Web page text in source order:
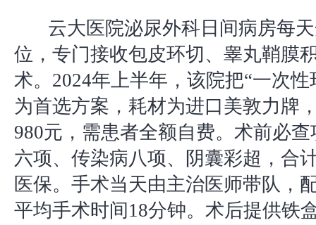
云大医院泌尿外科日间病房每
位，专门接收包皮环切、睾丸鞘膜
术。2024年上半年，该院把“一次
为首选方案，耗材为进口美敦力牌
980元，需患者全额自费。术前必
六项、传染病八项、阴囊彩超，合
医保。手术当天由主治医师带队，
平均手术时间18分钟。术后提供铁